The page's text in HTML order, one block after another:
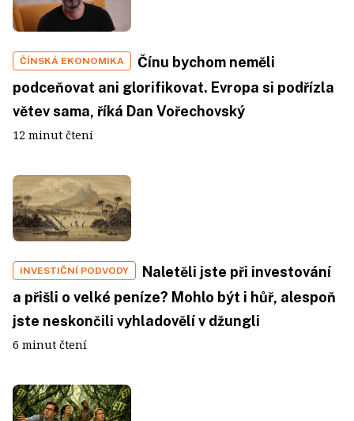
ČÍNSKÁ EKONOMIKA
Čínu bychom neměli
podceňovat ani glorifikovat. Evropa si podřízla
větev sama, říká Dan Vořechovský
12 minut čtení
INVESTIČNÍ PODVODY
Naletěli jste při investování
a přišli o velké peníze? Mohlo být i hůř, alespoň
jste neskončili vyhladovělí v džungli
6 minut čtení